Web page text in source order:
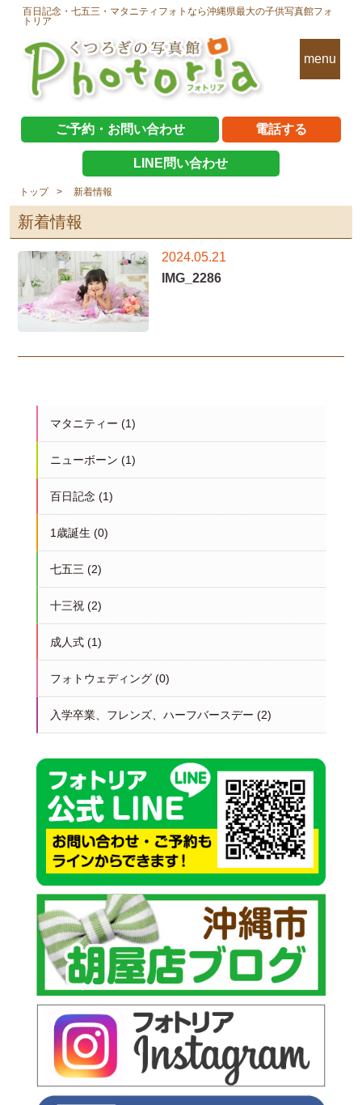
百日記念・七五三・マタニティフォトなら沖縄県最大の子供写真館フォ
トリア
menu
ご予約・お問い合わせ 電話する
LINE問い合わせ
トップ 新着情報
新着情報
2024.05.21
IMG_2286
マタニティー (1)
ニューボーン (1)
百日記念 (1)
1歳誕生 (0)
七五三 (2)
十三祝(2)
成人式(1)
フォトウェディング(0)
入学卒業、フレンズ、ハーフバースデー (2)